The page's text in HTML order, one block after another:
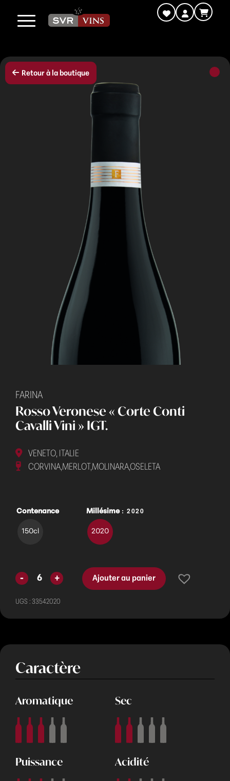
Retour à la boutique
FARINA
Rosso Veronese « Corte Conti
Cavalli Vini » IGT.
VENETO, ITALIE
CORVINA,MERLOT,MOLINARA,OSELETA
Contenance
150cl
Millésime : 2020
2020
Ajouter au panier
UGS : 33542020
Caractère
Aromatique Sec
Puissance Acidité